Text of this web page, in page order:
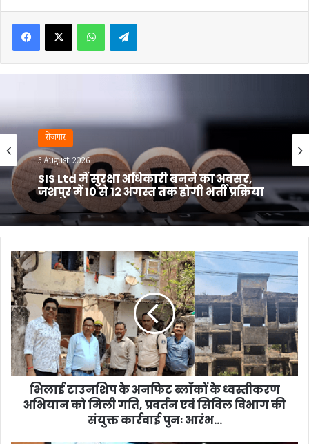
FacebookX WhatsAppTelegram
रोजगार
4 August 2026
युवाओं के लिए रोजगार का सुनहरा अवसर:
आईटीआई में 5 अगस्त को कैंपस अप्रेंटिसशिप
प्लेसमेंट ड्राइव…
भिलाई
टाउनशिप
के
अनफिट
ब्लॉकों
के
ध्वस्तीकरण
अभियान
को
भिलाई टाउनशिप के अनफिट ब्लॉकों के ध्वस्तीकरण
अभियान को मिली गति, प्रवर्तन एवं सिविल विभाग की
संयुक्त कार्रवाई पुनः आरंभ...